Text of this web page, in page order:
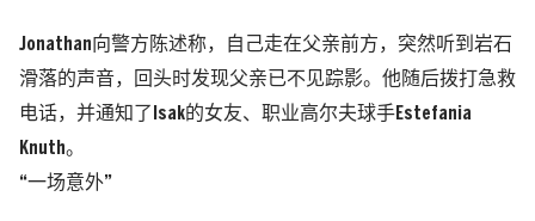
Jonathan向警方陈述称，自己走在父亲前方，突然听到岩石
滑落的声音，回头时发现父亲已不见踪影。他随后拨打急救
电话，并通知了Isak的女友、职业高尔夫球手Estefania
Knuth。
“一场意外”